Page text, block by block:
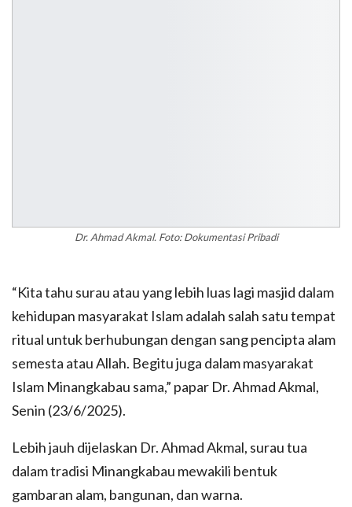
Dr. Ahmad Akmal. Foto: Dokumentasi Pribadi
“Kita tahu surau atau yang lebih luas lagi masjid dalam
kehidupan masyarakat Islam adalah salah satu tempat
ritual untuk berhubungan dengan sang pencipta alam
semesta atau Allah. Begitu juga dalam masyarakat
Islam Minangkabau sama,” papar Dr. Ahmad Akmal,
Senin (23/6/2025).
Lebih jauh dijelaskan Dr. Ahmad Akmal, surau tua
dalam tradisi Minangkabau mewakili bentuk
gambaran alam, bangunan, dan warna.